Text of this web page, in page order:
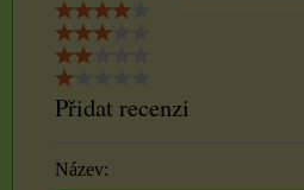
Přidat recenzi
Název: